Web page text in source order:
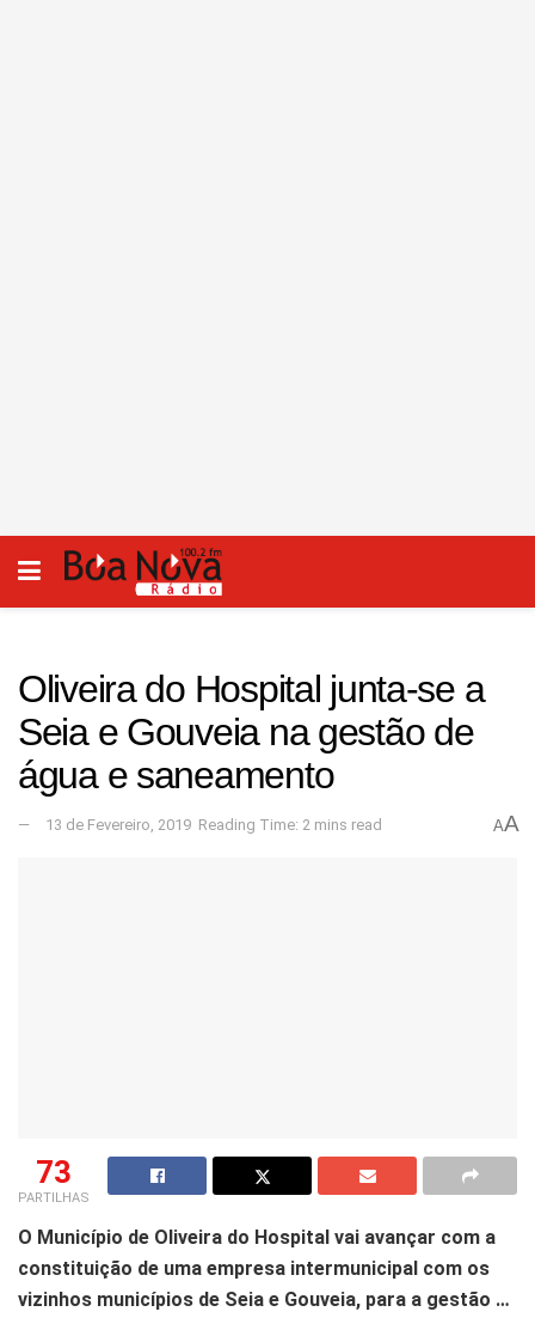
Oliveira do Hospital junta-se a
Seia e Gouveia na gestão de
água e saneamento
13 de Fevereiro, 2019 Reading Time: 2 mins read AA
73
PARTILHAS
O Município de Oliveira do Hospital vai avançar com a
constituição de uma empresa intermunicipal com os
vizinhos municípios de Seia e Gouveia, para a gestão …